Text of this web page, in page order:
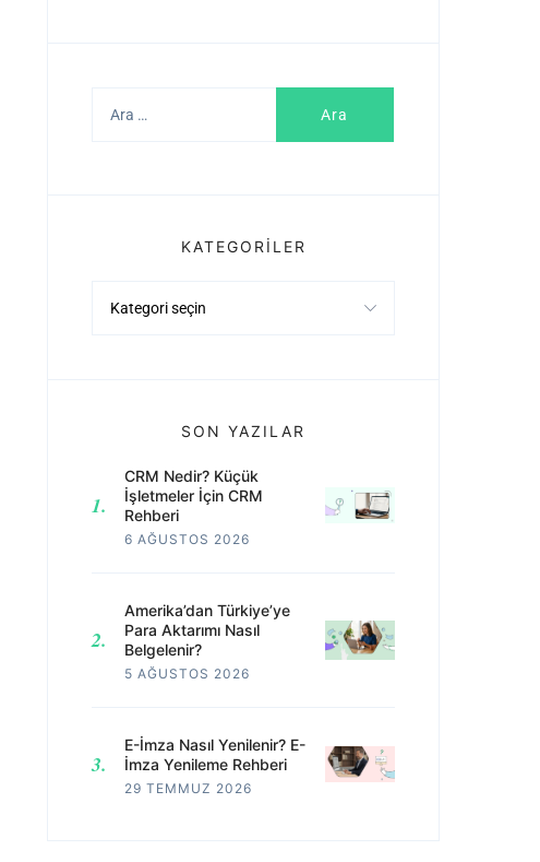
KATEGORILER
SON YAZILAR
CRM Nedir? Küçük
İşletmeler İçin CRM
Rehberi
6 AĞUSTOS 2026
Amerika’dan Türkiye’ye
Para Aktarımı Nasıl
Belgelenir?
5 AĞUSTOS 2026
E-İmza Nasıl Yenilenir? E-
İmza Yenileme Rehberi
29 TEMMUZ 2026